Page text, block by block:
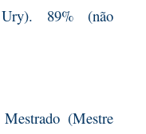
89% (não
Mestrado (Mestre